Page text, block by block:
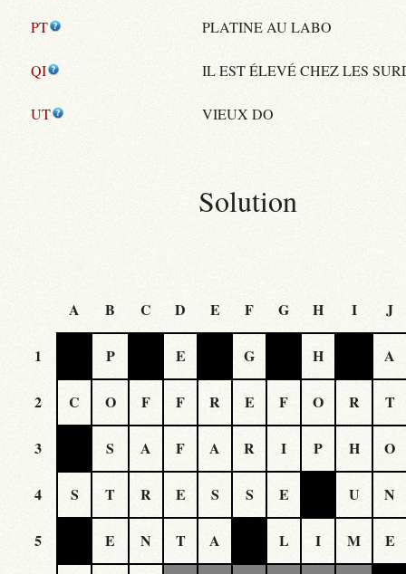
PT PLATINE AU LABO
QI IL EST ÉLEVÉ CHEZ LES
UT VIEUX DO
Solution
A B C D E F G H I J
1 P E G H A
2 C O F F R E F O R T
3 S A F A R I P H O
4 S T R E S S E U N
5 E N T A L I M E